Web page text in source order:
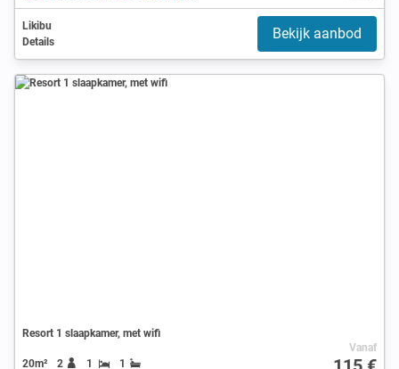
Likibu
Details
Bekijk aanbod
Resort 1 slaapkamer, met wifi
20m² 2 1
1
Vanaf